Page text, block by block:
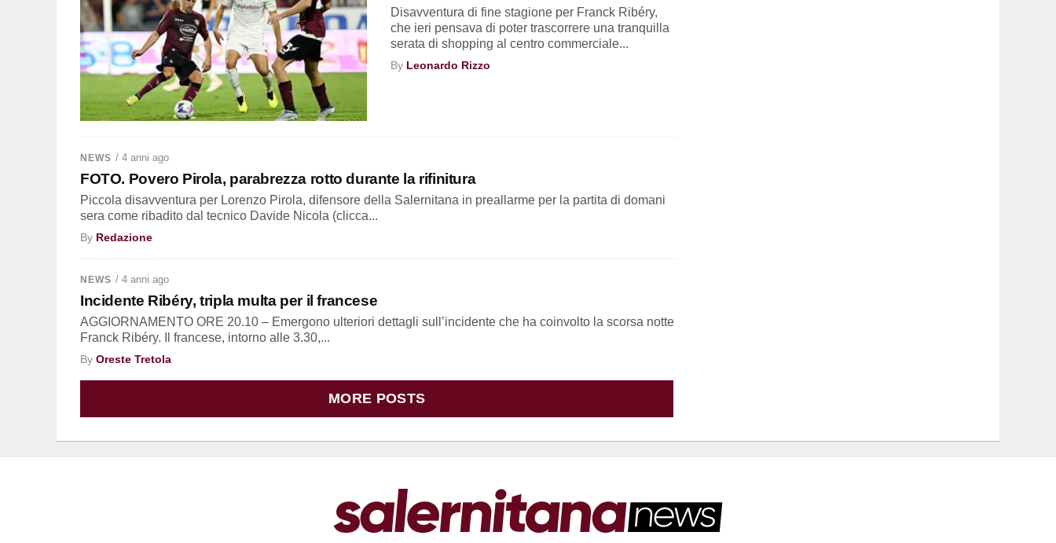
Disavventura di fine stagione per Franck Ribéry,
che ieri pensava di poter trascorrere una tranquilla
serata di shopping al centro commerciale...
By Leonardo Rizzo
NEWS / 4 anni ago
FOTO. Povero Pirola, parabrezza rotto durante la rifinitura
Piccola disavventura per Lorenzo Pirola, difensore della Salernitana in preallarme per la partita di domani
sera come ribadito dal tecnico Davide Nicola (clicca...
By Redazione
NEWS / 4 anni ago
Incidente Ribéry, tripla multa per il francese
AGGIORNAMENTO ORE 20.10 – Emergono ulteriori dettagli sull’incidente che ha coinvolto la scorsa notte
Franck Ribéry. Il francese, intorno alle 3.30,...
By Oreste Tretola
MORE POSTS